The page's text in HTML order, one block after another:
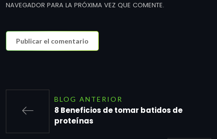
NAVEGADOR PARA LA PRÓXIMA VEZ QUE COMENTE.
BLOG ANTERIOR
8 Beneficios de tomar batidos de
proteínas